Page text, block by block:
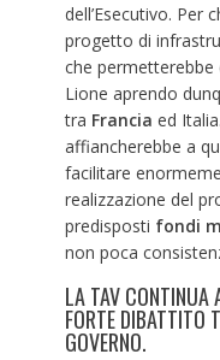
dell’Esecutivo. Per
progetto di
che permetterebbe
Lione aprendo
tra Francia ed
affiancherebbe a
facilitare
realizzazione del
predisposti fondi
non poca
LA TAV CONTINUA
FORTE DIBATTITO
GOVERNO.